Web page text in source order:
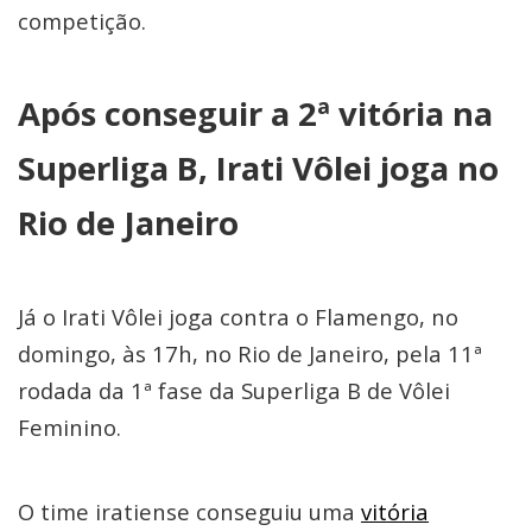
competição.
Após conseguir a 2ª vitória na
Superliga B, Irati Vôlei joga no
Rio de Janeiro
Já o Irati Vôlei joga contra o Flamengo, no
domingo, às 17h, no Rio de Janeiro, pela 11ª
rodada da 1ª fase da Superliga B de Vôlei
Feminino.
O time iratiense conseguiu uma vitória